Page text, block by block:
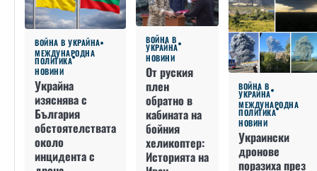
ВОЙНА В УКРАЙНА
МЕЖДУНАРОДНА
ПОЛИТИКА
НОВИНИ
Украйна
изяснява с
България
обстоятелствата
около
инцидента с
ВОЙНА В
УКРАЙНА
НОВИНИ
От руския
плен
обратно в
кабината на
бойния
хеликоптер:
Историята на
ВОЙНА В
УКРАЙНА
МЕЖДУНАРОДНА
ПОЛИТИКА
НОВИНИ
Украински
дронове
поразиха през